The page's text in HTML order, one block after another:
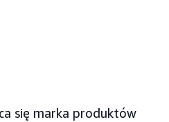
się marka produktów